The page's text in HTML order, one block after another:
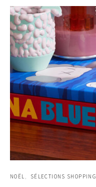
NOËL SÉLECTIONS SHOPPING